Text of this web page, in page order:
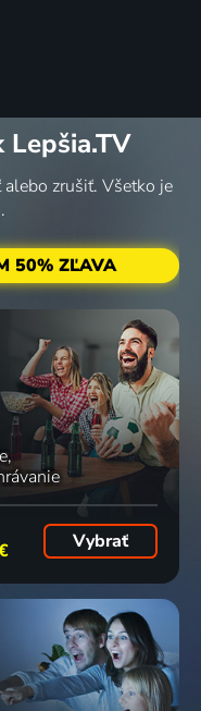
zrušiť. Všetko je
50% ZĽAVA
Vybrať